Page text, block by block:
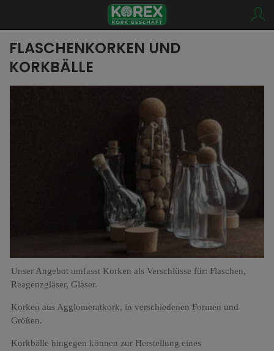
FLASCHENKORKEN UND
KORKBÄLLE
Unser Angebot umfasst Korken als Verschlüsse für: Flaschen,
Reagenzgläser, Gläser.
Korken aus Agglomeratkork, in verschiedenen Formen und
Größen.
Korkbälle hingegen können zur Herstellung eines